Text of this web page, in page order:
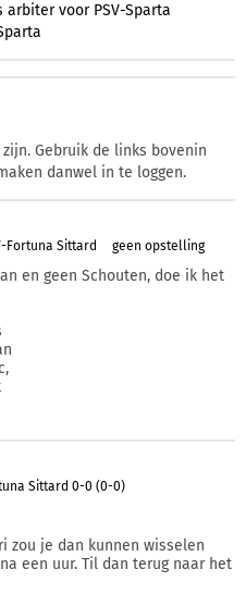
voor PSV-Sparta
Gebruik de links bovenin
danwel in te loggen.
Fortuna Sittard geen opstelling
en geen Schouten, doe ik het
Sittard 0-0 (0-0)
zou je dan kunnen wisselen
een uur. Til dan terug naar het